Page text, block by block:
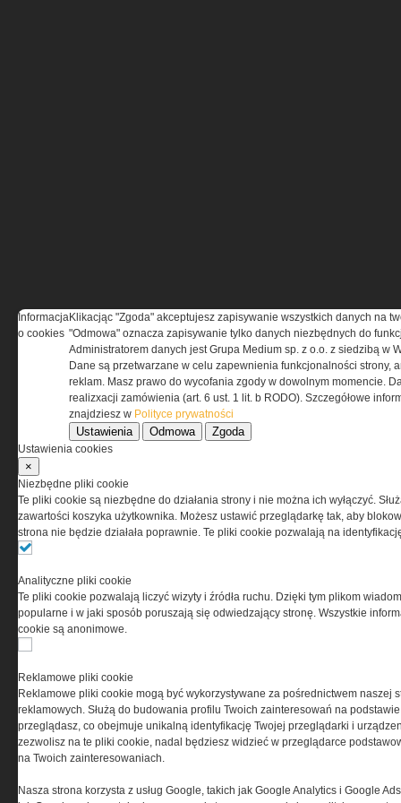
Informacja
o cookies
Klikacjąc "Zgoda" akceptujesz zapisywanie wszystkich danych na
"Odmowa" oznacza zapisywanie tylko danych niezbędnych do
Administratorem danych jest Grupa Medium sp. z o.o. z siedzibą w
Dane są przetwarzane w celu zapewnienia funkcjonalności strony,
reklam. Masz prawo do wycofania zgody w dowolnym momencie.
realizxacji zamówienia (art. 6 ust. 1 lit. b RODO). Szczegółowe
znajdziesz w Polityce prywatności
Ustawienia Odmowa Zgoda
Ustawienia cookies
×
Niezbędne pliki cookie
Te pliki cookie są niezbędne do działania strony i nie można ich wyłączyć.
zawartości koszyka użytkownika. Możesz ustawić przeglądarkę tak, aby
strona nie będzie działała poprawnie. Te pliki cookie pozwalają na
Analityczne pliki cookie
Te pliki cookie pozwalają liczyć wizyty i źródła ruchu. Dzięki tym plikom
popularne i w jaki sposób poruszają się odwiedzający stronę. Wszystkie
cookie są anonimowe.
Reklamowe pliki cookie
Reklamowe pliki cookie mogą być wykorzystywane za pośrednictwem naszej
reklamowych. Służą do budowania profilu Twoich zainteresowań na
przeglądasz, co obejmuje unikalną identyfikację Twojej przeglądarki i
zezwolisz na te pliki cookie, nadal będziesz widzieć w przeglądarce
na Twoich zainteresowaniach.
Nasza strona korzysta z usług Google, takich jak Google Analytics i Google